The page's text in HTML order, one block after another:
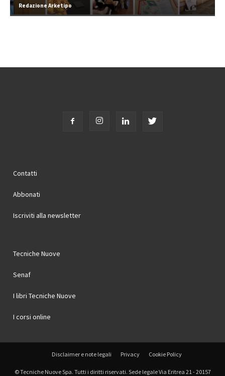
Redazione Arketipo
Contatti
Abbonati
Iscriviti alla newsletter
Tecniche Nuove
Senaf
I libri Tecniche Nuove
I corsi online
Disclaimer e note legali Privacy Cookie Policy
© Tecniche Nuove Spa. Tutti i diritti riservati. Sede legale Via Eritrea 21 - 20157